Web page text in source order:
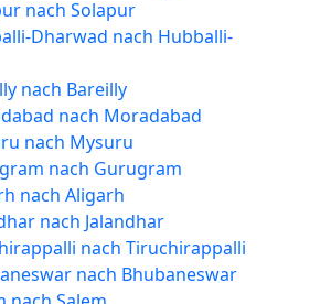
nach Solapur
Dharwad nach Hubballi-
nach Bareilly
nach Moradabad
nach Mysuru
nach Gurugram
nach Aligarh
nach Jalandhar
nach Tiruchirappalli
nach Bhubaneswar